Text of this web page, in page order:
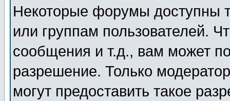
Некоторые форумы доступны
или группам пользователей.
сообщения и т.д., вам может
разрешение. Только
могут предоставить такое